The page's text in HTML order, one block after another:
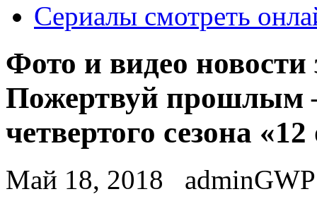
Сериалы смотреть
Фото и видео
Пожертвуй прошлым
четвертого сезона «12
Май 18, 2018
adminGWP